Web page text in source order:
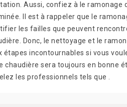
Aussi, confiez à le ramonage
Il est à rappeler que le
les failles que peuvent
Donc, le nettoyage et le
étapes incontournables si vous
chaudière sera toujours en bonne
les professionnels tels que .